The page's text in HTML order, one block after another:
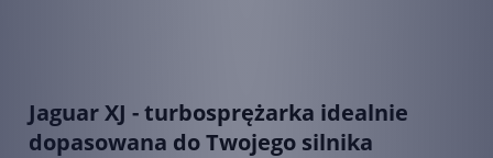
Jaguar XJ - turbosprężarka idealnie
dopasowana do Twojego silnika